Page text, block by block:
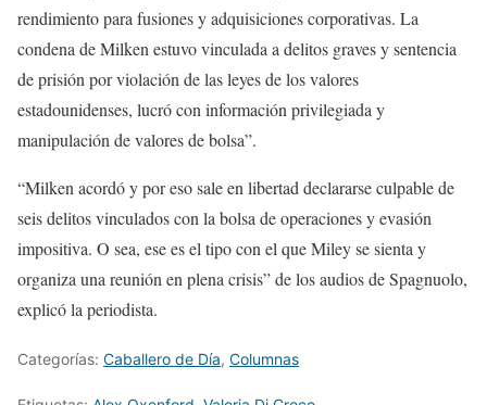
rendimiento para fusiones y adquisiciones corporativas. La
condena de Milken estuvo vinculada a delitos graves y sentencia
de prisión por violación de las leyes de los valores
estadounidenses, lucró con información privilegiada y
manipulación de valores de bolsa”.
“Milken acordó y por eso sale en libertad declararse culpable de
seis delitos vinculados con la bolsa de operaciones y evasión
impositiva. O sea, ese es el tipo con el que Miley se sienta y
organiza una reunión en plena crisis” de los audios de Spagnuolo,
explicó la periodista.
Categorías: Caballero de Día, Columnas